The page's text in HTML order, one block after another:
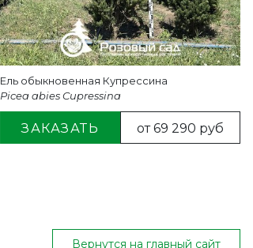
Ель обыкновенная Купрессина
Picea abies Cupressina
ЗАКАЗАТЬ от 69 290 руб
Вернутся на главный сайт